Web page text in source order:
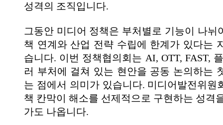
성격의 조직입니다.
그동안 미디어 정책은 부처별로 기능이 나뉘
책 연계와 산업 전략 수립에 한계가 있다는
습니다. 이번 정책협의회는 AI, OTT, FAST,
러 부처에 걸쳐 있는 현안을 공동 논의하는
는 점에서 의미가 있습니다. 미디어발전위원
책 칸막이 해소를 선제적으로 구현하는 성격
가도 나옵니다.